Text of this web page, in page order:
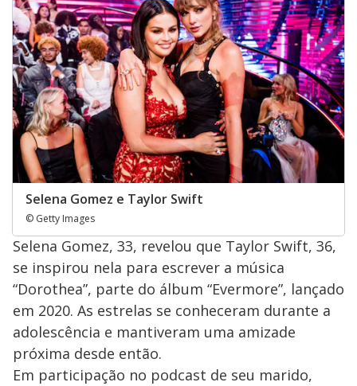
Selena Gomez e Taylor Swift
© Getty Images
Selena Gomez, 33, revelou que Taylor Swift, 36,
se inspirou nela para escrever a música
“Dorothea”, parte do álbum “Evermore”, lançado
em 2020. As estrelas se conheceram durante a
adolescência e mantiveram uma amizade
próxima desde então.
Em participação no podcast de seu marido,